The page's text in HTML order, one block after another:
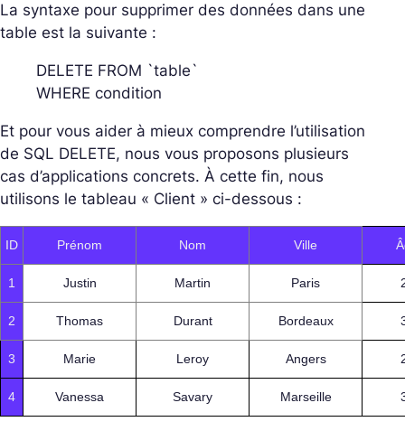
La syntaxe pour supprimer des données dans une
table est la suivante :
DELETE FROM `table`
WHERE condition
Et pour vous aider à mieux comprendre l’utilisation
de SQL DELETE, nous vous proposons plusieurs
cas d’applications concrets. À cette fin, nous
utilisons le tableau « Client » ci-dessous :
ID Prénom Nom Ville
1 Justin Martin Paris
2 Thomas Durant Bordeaux
3 Marie Leroy Angers
4 Vanessa Savary Marseille